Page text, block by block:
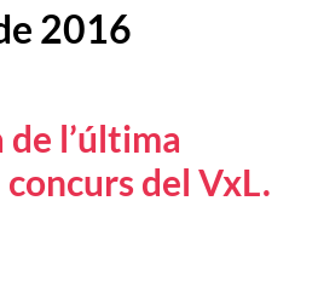
2016
l’última
del VxL.